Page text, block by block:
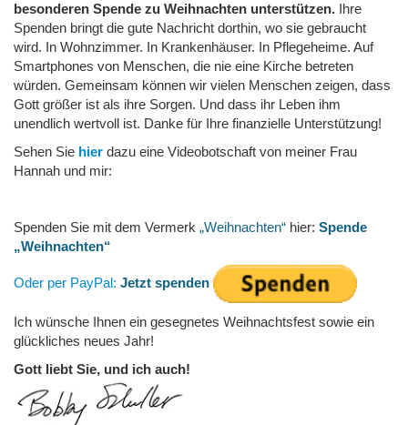
besonderen Spende zu Weihnachten unterstützen. Ihre
Spenden bringt die gute Nachricht dorthin, wo sie gebraucht
wird. In Wohnzimmer. In Krankenhäuser. In Pflegeheime. Auf
Smartphones von Menschen, die nie eine Kirche betreten
würden. Gemeinsam können wir vielen Menschen zeigen, dass
Gott größer ist als ihre Sorgen. Und dass ihr Leben ihm
unendlich wertvoll ist. Danke für Ihre finanzielle Unterstützung!
Sehen Sie hier dazu eine Videobotschaft von meiner Frau
Hannah und mir:
Spenden Sie mit dem Vermerk „Weihnachten“ hier: Spende
„Weihnachten“
Oder per PayPal: Jetzt spenden
Ich wünsche Ihnen ein gesegnetes Weihnachtsfest sowie ein
glückliches neues Jahr!
Gott liebt Sie, und ich auch!